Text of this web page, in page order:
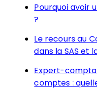
Pourquoi avoir
?
Le recours au
dans la SAS et
Expert-
comptes :